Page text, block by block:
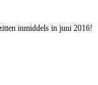
inmiddels in juni 2016!